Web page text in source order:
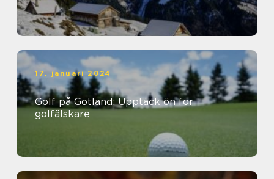
17. januari 2024
Golf på Gotland: Upptäck ön för
golfälskare